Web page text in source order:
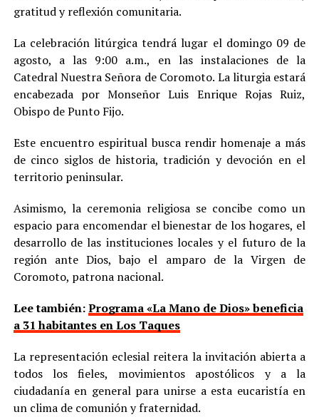
gratitud y reflexión comunitaria.
La celebración litúrgica tendrá lugar el domingo 09 de
agosto, a las 9:00 a.m., en las instalaciones de la
Catedral Nuestra Señora de Coromoto. La liturgia estará
encabezada por Monseñor Luis Enrique Rojas Ruiz,
Obispo de Punto Fijo.
Este encuentro espiritual busca rendir homenaje a más
de cinco siglos de historia, tradición y devoción en el
territorio peninsular.
Asimismo, la ceremonia religiosa se concibe como un
espacio para encomendar el bienestar de los hogares, el
desarrollo de las instituciones locales y el futuro de la
región ante Dios, bajo el amparo de la Virgen de
Coromoto, patrona nacional.
Lee también:Programa «La Mano de Dios» beneficia
a 31 habitantes en Los Taques
La representación eclesial reitera la invitación abierta a
todos los fieles, movimientos apostólicos y a la
ciudadanía en general para unirse a esta eucaristía en
un clima de comunión y fraternidad.